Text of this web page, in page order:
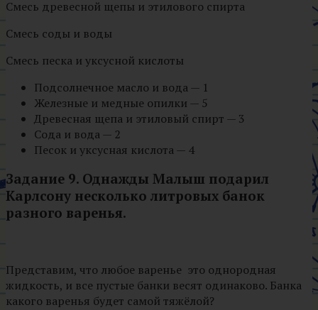
Смесь древесной щепы и этилового спирта
Смесь соды и воды
Смесь песка и уксусной кислоты
Подсолнечное масло и вода — 1
Железные и медные опилки — 5
Древесная щепа и этиловый спирт — 3
Сода и вода — 2
Песок и уксусная кислота — 4
Задание 9. Однажды Малыш подарил
Карлсону несколько литровых банок
разного варенья.
Представим, что любое варенье это однородная
жидкость, и все пустые банки весят одинаково. Банка
какого варенья будет самой тяжёлой?